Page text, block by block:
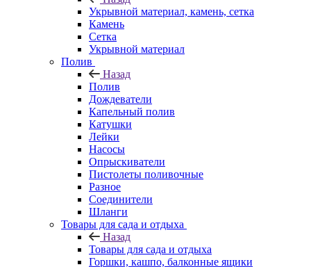
Укрывной материал, камень, сетка
Камень
Сетка
Укрывной материал
Полив
Назад
Полив
Дождеватели
Капельный полив
Катушки
Лейки
Насосы
Опрыскиватели
Пистолеты поливочные
Разное
Соединители
Шланги
Товары для сада и отдыха
Назад
Товары для сада и отдыха
Горшки, кашпо, балконные ящики